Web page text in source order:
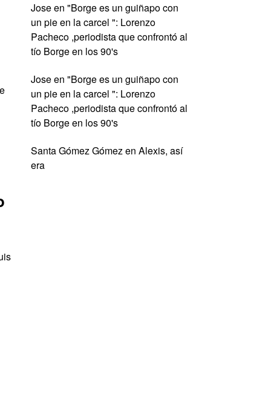
Joseen "Borge es un guiñapo con
un pie en la carcel ": Lorenzo
Pacheco ,periodista que confrontó al
tío Borge en los 90's
Joseen "Borge es un guiñapo con
un pie en la carcel ": Lorenzo
Pacheco ,periodista que confrontó al
tío Borge en los 90's
Santa Gómez Gómezen Alexis, así
era